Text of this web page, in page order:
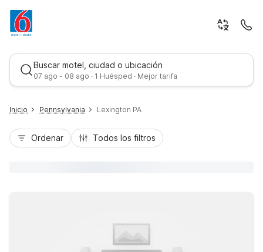
Buscar motel, ciudad o ubicación
07 ago - 08 ago · 1 Huésped · Mejor tarifa
Inicio Pennsylvania Lexington PA
Ordenar Todos los filtros